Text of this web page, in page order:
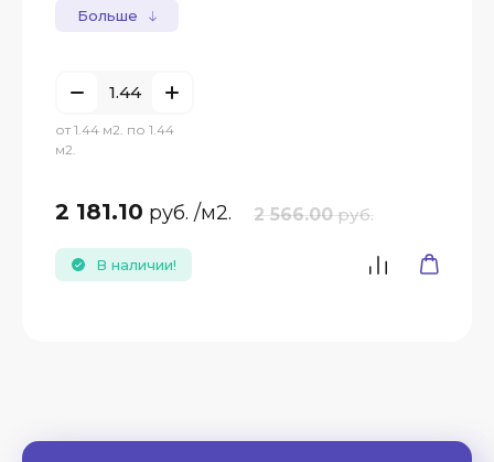
Больше
от 1.44 м2. по 1.44
м2.
2 181.10 руб. /м2. 2 566.00 руб.
В наличии!